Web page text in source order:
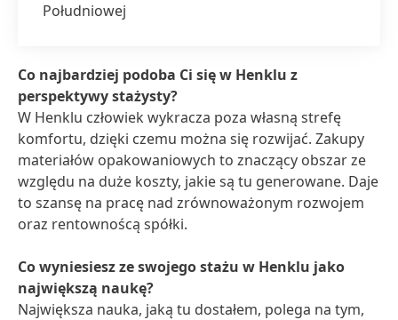
Południowej
Co najbardziej podoba Ci się w Henklu z
perspektywy stażysty?
W Henklu człowiek wykracza poza własną strefę
komfortu, dzięki czemu można się rozwijać. Zakupy
materiałów opakowaniowych to znaczący obszar ze
względu na duże koszty, jakie są tu generowane. Daje
to szansę na pracę nad zrównoważonym rozwojem
oraz rentownoścą spółki.
Co wyniesiesz ze swojego stażu w Henklu jako
największą naukę?
Największa nauka, jaką tu dostałem, polega na tym,